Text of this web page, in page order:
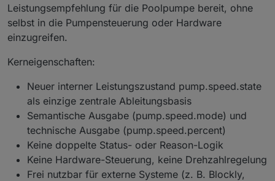
Leistungsempfehlung für die Poolpumpe bereit, ohne
selbst in die Pumpensteuerung oder Hardware
einzugreifen.
Kerneigenschaften:
Neuer interner Leistungszustand pump.speed.state
als einzige zentrale Ableitungsbasis
Semantische Ausgabe (pump.speed.mode) und
technische Ausgabe (pump.speed.percent)
Keine doppelte Status- oder Reason-Logik
Keine Hardware-Steuerung, keine Drehzahlregelung
Frei nutzbar für externe Systeme (z. B. Blockly,